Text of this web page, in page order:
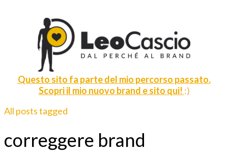
Questo sito fa parte del mio percorso passato.
Scopri il mio nuovo brand e sito qui! :)
All posts tagged
correggere brand